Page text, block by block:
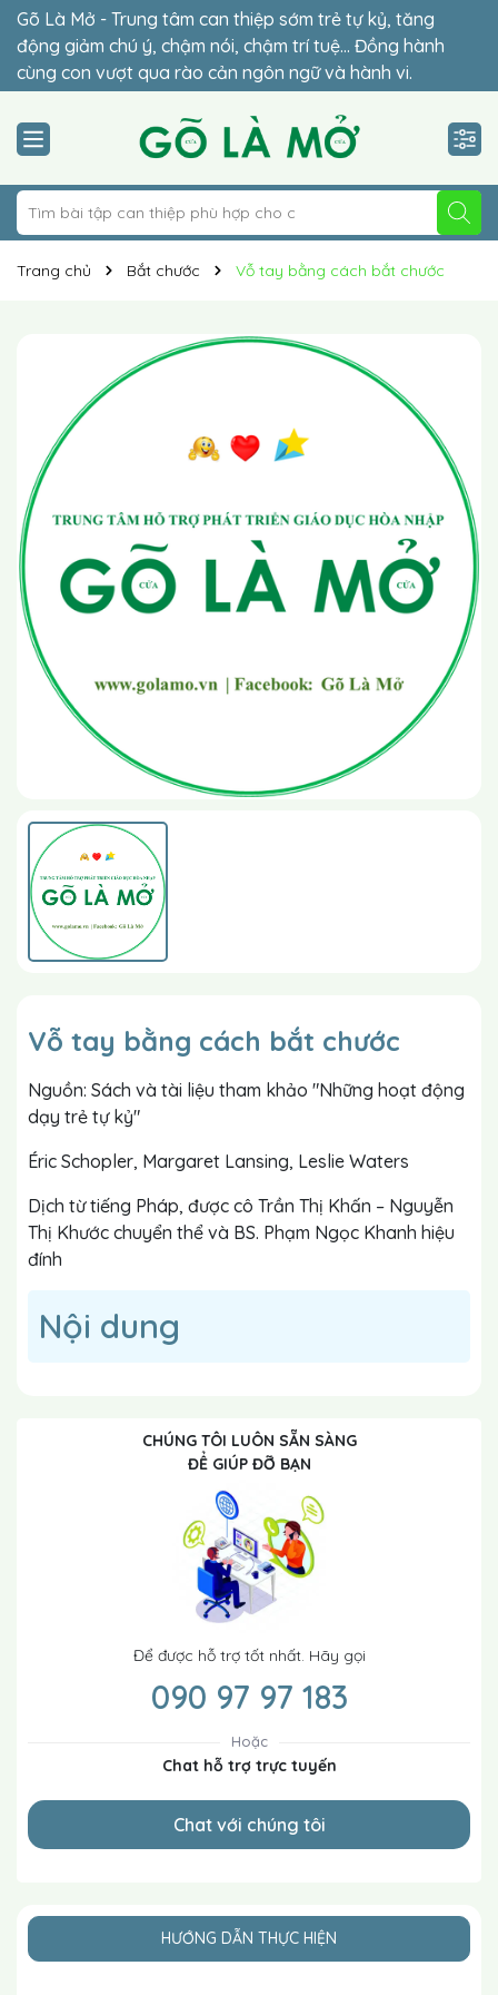
Gõ Là Mở - Trung tâm can thiệp sớm trẻ tự kỷ, tăng
động giảm chú ý, chậm nói, chậm trí tuệ… Đồng hành
cùng con vượt qua rào cản ngôn ngữ và hành vi.
Đừng để lỡ thời điểm vàng (2-6 tuổi) – giai đoạn quyết
định sự hòa nhập của con. Lộ trình cá nhân hóa 1-1 phù
hợp giúp trẻ hòa nhập vững chắc.
Trang chủ Bắt chước Vỗ tay bằng cách bắt chước
Vỗ tay bằng cách bắt chước
Nguồn: Sách và tài liệu tham khảo "Những hoạt động
dạy trẻ tự kỷ"
Éric Schopler, Margaret Lansing, Leslie Waters
Dịch từ tiếng Pháp, được cô Trần Thị Khấn – Nguyễn
Thị Khước chuyển thể và BS. Phạm Ngọc Khanh hiệu
đính
Nội dung
CHÚNG TÔI LUÔN SẴN SÀNG
ĐỂ GIÚP ĐỠ BẠN
Để được hỗ trợ tốt nhất. Hãy gọi
090 97 97 183
Hoặc
Chat hỗ trợ trực tuyến
Chat với chúng tôi
HƯỚNG DẪN THỰC HIỆN